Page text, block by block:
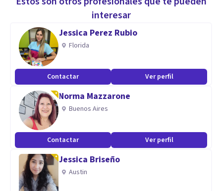
Aptitudes
Mantengo una formación continua en nuevas técnicas y
conocimientos para optimizar la atención a mis pacientes;
además, mi empatía, paciencia y excelentes habilidades
comunicativas me permiten explicar con claridad incluso
los conceptos más complejos, una cualidad que podría
considerarse un talento didáctico.
interesar
Jessica Perez Rubio
Florida
Contactar Ver perfil
Norma Mazzarone
Buenos Aires
Contactar Ver perfil
Jessica Briseño
Austin